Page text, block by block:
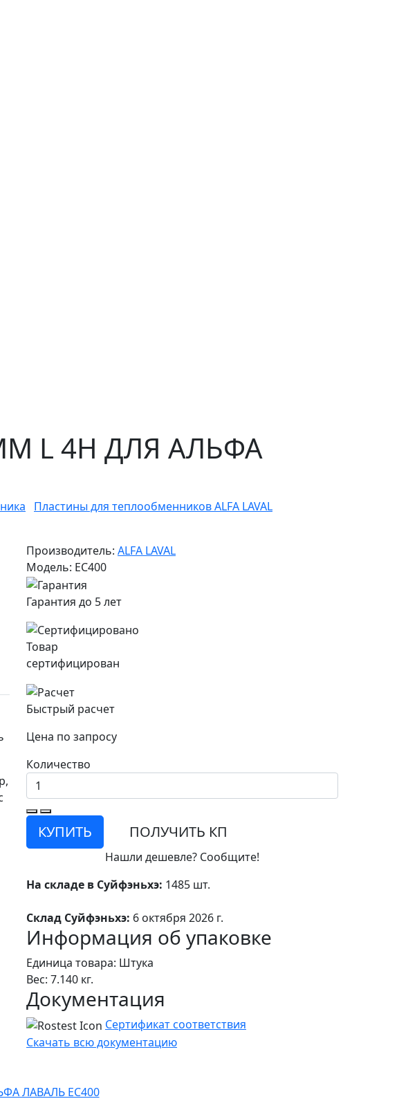
L 4H ДЛЯ АЛЬФА
Пластины для теплообменников ALFA LAVAL
Производитель: ALFA LAVAL
Модель: EC400
Гарантия до 5 лет
Товар
сертифицирован
Быстрый расчет
Цена по запросу
Количество
КУПИТЬ ПОЛУЧИТЬ КП
Нашли дешевле? Сообщите!
На складе в Суйфэньхэ: 1485 шт.
Склад Суйфэньхэ: 6 октября 2026 г.
Информация об упаковке
Единица товара: Штука
Вес: 7.140 кг.
Документация
Сертификат соответствия
Скачать всю документацию